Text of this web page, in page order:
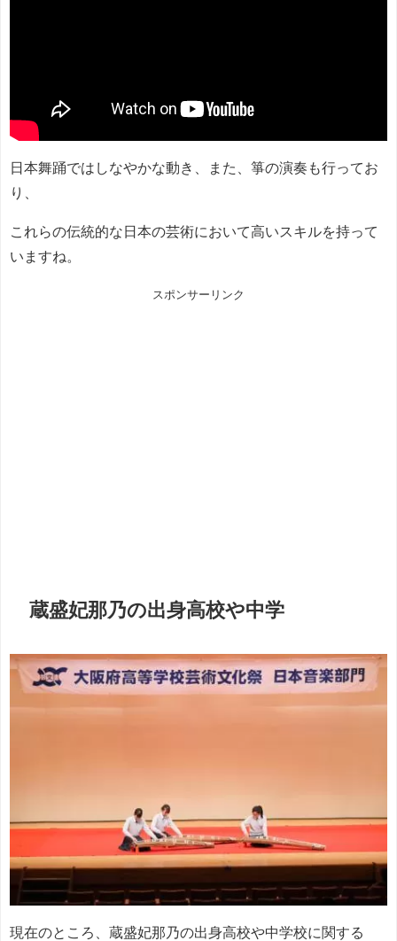
日本舞踊ではしなやかな動き、また、箏の演奏も行ってお
り、
これらの伝統的な日本の芸術において高いスキルを持って
いますね。
スポンサーリンク
蔵盛妃那乃の出身高校や中学
現在のところ、蔵盛妃那乃の出身高校や中学校に関する